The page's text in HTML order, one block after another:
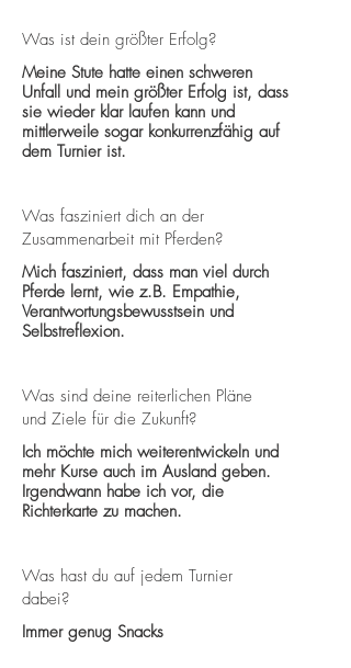
Was ist dein größter Erfolg?
Meine Stute hatte einen schweren
Unfall und mein größter Erfolg ist, dass
sie wieder klar laufen kann und
mittlerweile sogar konkurrenzfähig auf
dem Turnier ist.
Was fasziniert dich an der
Zusammenarbeit mit Pferden?
Mich fasziniert, dass man viel durch
Pferde lernt, wie z.B. Empathie,
Verantwortungsbewusstsein und
Selbstreflexion.
Was sind deine reiterlichen Pläne
und Ziele für die Zukunft?
Ich möchte mich weiterentwickeln und
mehr Kurse auch im Ausland geben.
Irgendwann habe ich vor, die
Richterkarte zu machen.
Was hast du auf jedem Turnier
dabei?
Immer genug Snacks